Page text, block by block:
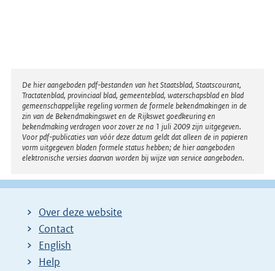
Disclaimer
De hier aangeboden pdf-bestanden van het Staatsblad, Staatscourant,
Tractatenblad, provinciaal blad, gemeenteblad, waterschapsblad en blad
gemeenschappelijke regeling vormen de formele bekendmakingen in de
zin van de Bekendmakingswet en de Rijkswet goedkeuring en
bekendmaking verdragen voor zover ze na 1 juli 2009 zijn uitgegeven.
Voor pdf-publicaties van vóór deze datum geldt dat alleen de in papieren
vorm uitgegeven bladen formele status hebben; de hier aangeboden
elektronische versies daarvan worden bij wijze van service aangeboden.
Over deze website
Contact
English
Help